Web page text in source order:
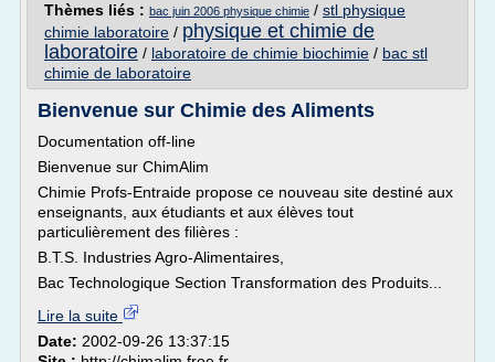
Thèmes liés : bac juin 2006 physique chimie / stl physique
chimie laboratoire / physique et chimie de
laboratoire / laboratoire de chimie biochimie / bac stl
chimie de laboratoire
Bienvenue sur Chimie des Aliments
Documentation off-line
Bienvenue sur ChimAlim
Chimie Profs-Entraide propose ce nouveau site destiné aux
enseignants, aux étudiants et aux élèves tout
particulièrement des filières :
B.T.S. Industries Agro-Alimentaires,
Bac Technologique Section Transformation des Produits...
Lire la suite
Date: 2002-09-26 13:37:15